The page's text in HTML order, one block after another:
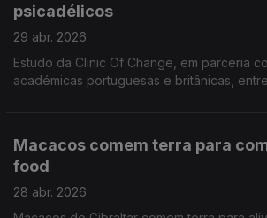
psicadélicos
29 abr. 2026
Estudo da Clinic Of Change, em parceria
académicas portuguesas e britânicas,
Macacos comem terra para
food
28 abr. 2026